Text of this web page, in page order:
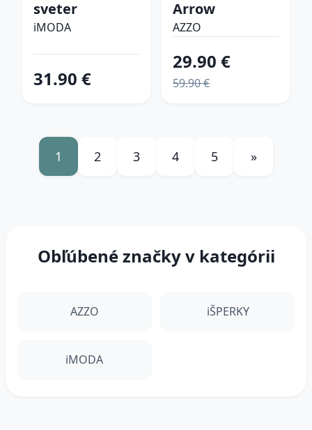
sveter
iMODA
31.90 €
Arrow
AZZO
29.90 €
59.90 €
1 2 3 4 5 »
Obľúbené značky v kategórii
AZZO iŠPERKY
iMODA